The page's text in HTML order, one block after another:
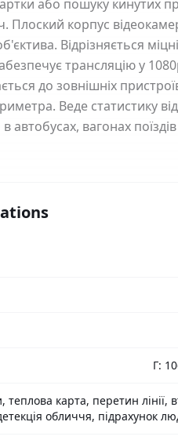
або пошуку кинутих
Плоский корпус
Відрізняється
трансляцію у
до зовнішніх
Веде статистику
автобусах, вагонах
Г:
теплова карта, перетин лінії,
обличчя, підрахунок